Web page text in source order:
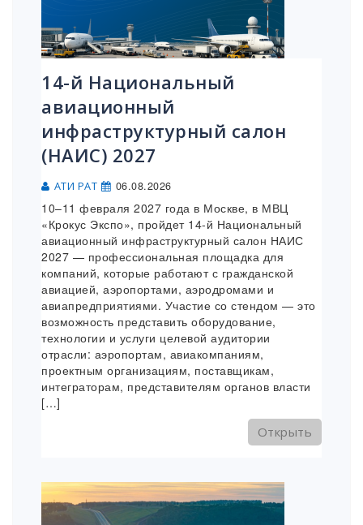
14-й Национальный
авиационный
инфраструктурный салон
(НАИС) 2027
АТИ РАТ 06.08.2026
10–11 февраля 2027 года в Москве, в МВЦ
«Крокус Экспо», пройдет 14-й Национальный
авиационный инфраструктурный салон НАИС
2027 — профессиональная площадка для
компаний, которые работают с гражданской
авиацией, аэропортами, аэродромами и
авиапредприятиями. Участие со стендом — это
возможность представить оборудование,
технологии и услуги целевой аудитории
отрасли: аэропортам, авиакомпаниям,
проектным организациям, поставщикам,
интеграторам, представителям органов власти
[…]
Открыть